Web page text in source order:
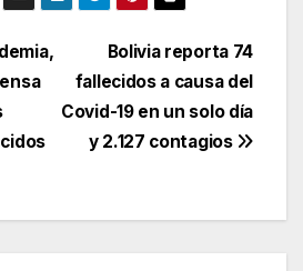
Bolivia reporta 74
fallecidos a causa del
Covid-19 en un solo día
y 2.127 contagios